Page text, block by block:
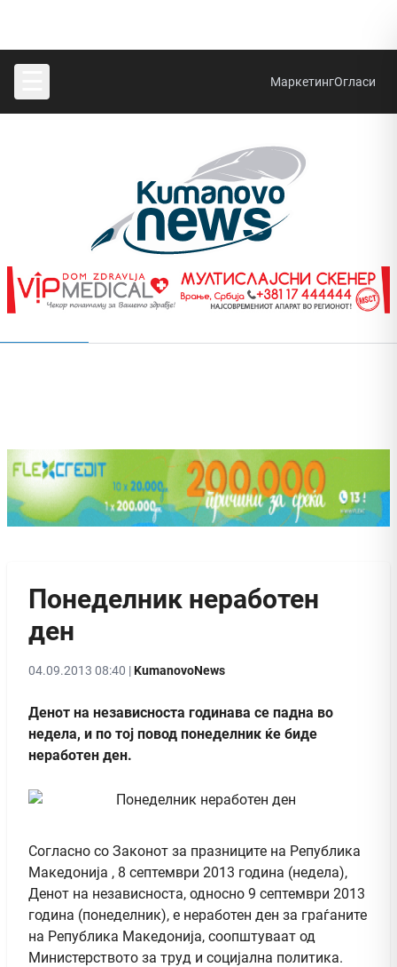
МаркетингОгласи
Понеделник неработен
ден
04.09.2013 08:40 |KumanovoNews
Денот на независноста годинава се падна во
недела, и по тој повод понеделник ќе биде
неработен ден.
Согласно со Законот за празниците на Република
Македонија , 8 септември 2013 година (недела),
Денот на независноста, односно 9 септември 2013
година (понеделник), е неработен ден за граѓаните
на Република Македонија, соопштуваат од
Министерството за труд и социјална политика.